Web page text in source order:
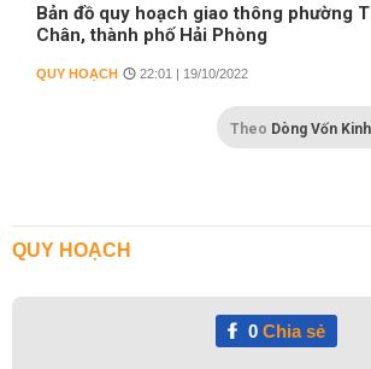
Bản đồ quy hoạch giao thông phường
Chân, thành phố Hải Phòng
QUY HOẠCH 22:01 | 19/10/2022
Theo Dòng Vốn
QUY HOẠCH
0Chia sẻ